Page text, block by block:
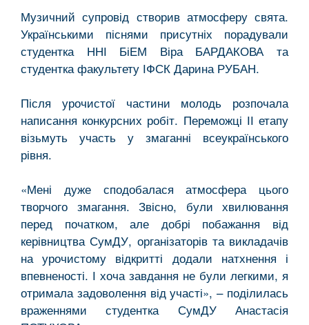
Музичний супровід створив атмосферу свята.
Українськими піснями присутніх порадували
студентка ННІ БіЕМ Віра БАРДАКОВА та
студентка факультету ІФСК Дарина РУБАН.
Після урочистої частини молодь розпочала
написання конкурсних робіт. Переможці ІІ етапу
візьмуть участь у змаганні всеукраїнського
рівня.
«Мені дуже сподобалася атмосфера цього
творчого змагання. Звісно, були хвилювання
перед початком, але добрі побажання від
керівництва СумДУ, організаторів та викладачів
на урочистому відкритті додали натхнення і
впевненості. І хоча завдання не були легкими, я
отримала задоволення від участі», – поділилась
враженнями студентка СумДУ Анастасія